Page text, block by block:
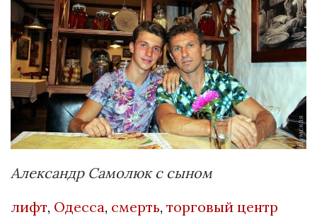
Александр Самолюк с сыном
лифт, Одесса, смерть, торговый центр